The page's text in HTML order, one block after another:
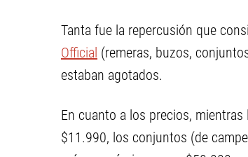
Tanta fue la repercusión que
Official (remeras, buzos,
estaban agotados.
En cuanto a los precios,
$11.990, los conjuntos (de